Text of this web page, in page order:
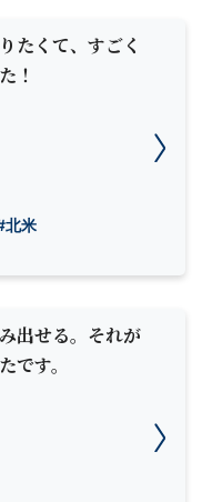
たくて、すごく
！
北米
出せる。それが
です。